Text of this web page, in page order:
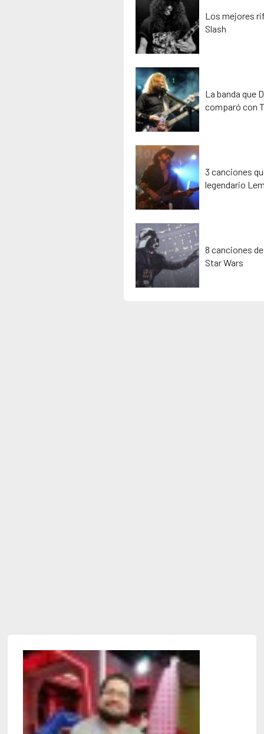
Los mejores
Slash
La banda que
comparó con
3 canciones
legendario
8 canciones
Star Wars